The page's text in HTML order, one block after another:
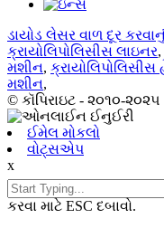
ડાયોડ લેસર વાળ દૂર
ક્રાયોલિપોલિસીસ લાઇનર,
મશીન, ક્રાયોલિપોલિસીસ
મશીન,
© કૉપિરાઇટ - ૨૦૧૦-૨૦૨૫ :
ઈમેલ મોકલો
વોટ્સએપ
x
કરવા માટે ESC દબાવો.